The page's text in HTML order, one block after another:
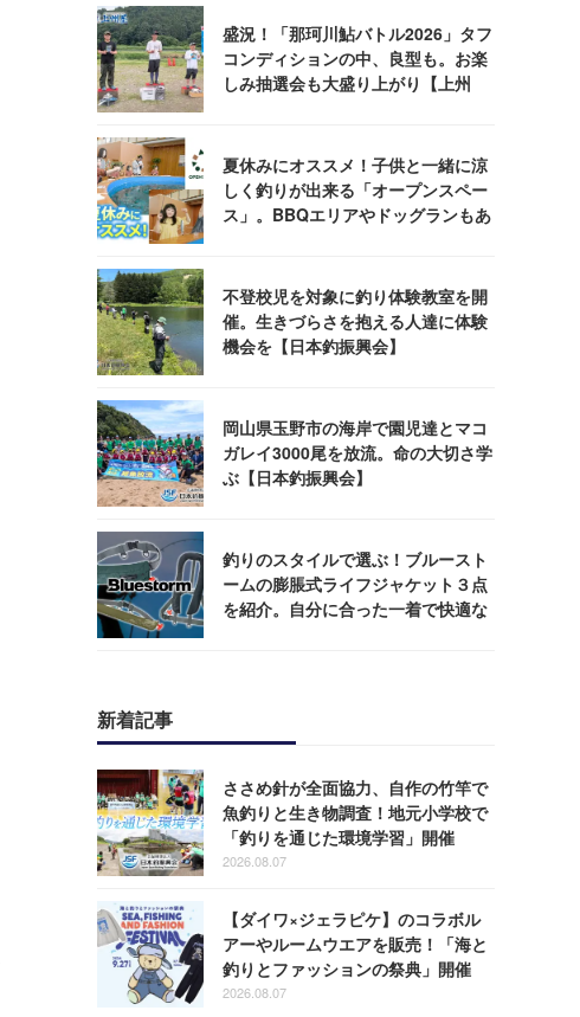
盛況！「那珂川鮎バトル2026」タフ
コンディションの中、良型も。お楽
しみ抽選会も大盛り上がり【上州
夏休みにオススメ！子供と一緒に涼
しく釣りが出来る「オープンスペー
ス」。BBQエリアやドッグランもあ
不登校児を対象に釣り体験教室を開
催。生きづらさを抱える人達に体験
機会を【日本釣振興会】
岡山県玉野市の海岸で園児達とマコ
ガレイ3000尾を放流。命の大切さ学
ぶ【日本釣振興会】
釣りのスタイルで選ぶ！ブルースト
ームの膨脹式ライフジャケット３点
を紹介。自分に合った一着で快適な
新着記事
ささめ針が全面協力、自作の竹竿で
魚釣りと生き物調査！地元小学校で
「釣りを通じた環境学習」開催
2026.08.07
【ダイワ×ジェラピケ】のコラボル
アーやルームウエアを販売！「海と
釣りとファッションの祭典」開催
2026.08.07